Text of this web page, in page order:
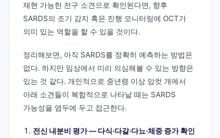
재현 가능한 전구 소견으로 확인된다면, 향후
SARDS의 조기 감지 혹은 진행 모니터링에 OCT가
의미 있는 역할을 할 수 있을 것이다.
정리해보면, 아직 SARDS를 정확히 예측하는 방법은
없다. 하지만 임상에서 미리 의심해볼 수 있는 방향은
있는 것 같다. 개인적으로 중년령 이상 암컷 개에서
아래 소견들이 복합적으로 나타날 때는 SARDS
가능성을 염두에 두고 접근한다.
전신 내분비 평가 — 다식·다갈·다뇨·체중 증가 확인